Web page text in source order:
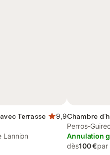
Terrasse
9,9
Lannion
Chambre
Perros-
Annulation
dès100 €par